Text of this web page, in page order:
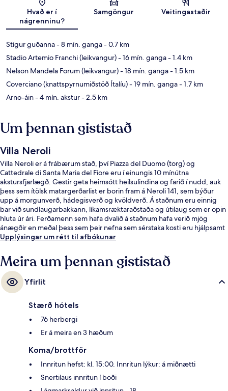
Kort
Hvað er í
nágrenninu?
Samgöngur Veitingastaðir
Stígur guðanna- 8 mín. ganga- 0.7 km
Stadio Artemio Franchi (leikvangur)- 16 mín. ganga- 1.4 km
Nelson Mandela Forum (leikvangur)- 18 mín. ganga- 1.5 km
Coverciano (knattspyrnumiðstöð Ítalíu)- 19 mín. ganga- 1.7 km
Arno-áin- 4 mín. akstur- 2.5 km
Um þennan gististað
Villa Neroli
Villa Neroli er á frábærum stað, því Piazza del Duomo (torg) og
Cattedrale di Santa Maria del Fiore eru í einungis 10 mínútna
akstursfjarlægð. Gestir geta heimsótt heilsulindina og farið í nudd, auk
þess sem ítölsk matargerðarlist er borin fram á Neroli 141, sem býður
upp á morgunverð, hádegisverð og kvöldverð. Á staðnum eru einnig
bar við sundlaugarbakkann, líkamsræktaraðstaða og útilaug sem er opin
hluta úr ári. Ferðamenn sem hafa dvalið á staðnum hafa verið mjög
ánægðir en meðal þess sem þeir nefna sem sérstaka kosti eru hjálpsamt
starfsfólk og morgunverðurinn.
Upplýsingar um rétt til afbókunar
Meira um þennan gististað
Yfirlit
Stærð hótels
76 herbergi
Er á meira en 3 hæðum
Koma/brottför
Innritun hefst: kl. 15:00. Innritun lýkur: á miðnætti
Snertilaus innritun í boði